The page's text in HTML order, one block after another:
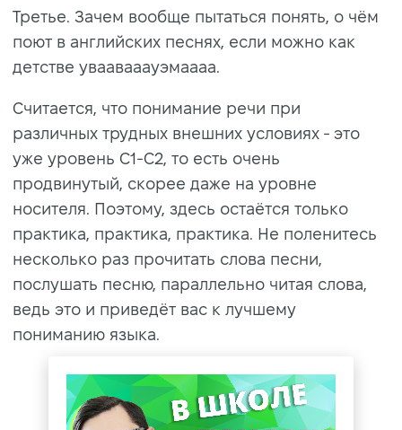
Третье. Зачем вообще пытаться понять, о чём
поют в английских песнях, если можно как
детстве уваавааауэмаааа.
Считается, что понимание речи при
различных трудных внешних условиях - это
уже уровень С1-С2, то есть очень
продвинутый, скорее даже на уровне
носителя. Поэтому, здесь остаётся только
практика, практика, практика. Не поленитесь
несколько раз прочитать слова песни,
послушать песню, параллельно читая слова,
ведь это и приведёт вас к лучшему
пониманию языка.